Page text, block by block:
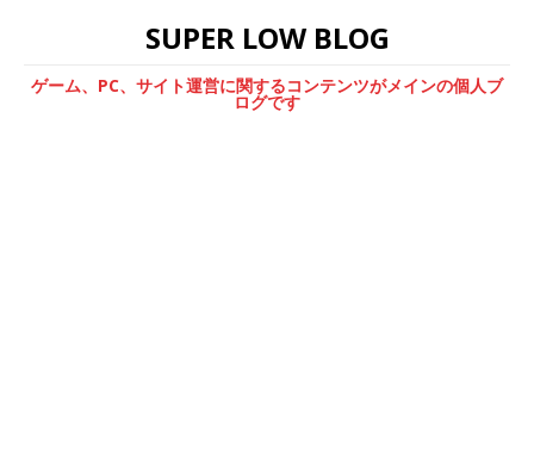
SUPER LOW BLOG
ゲーム、PC、サイト運営に関するコンテンツがメインの個人ブ
ログです